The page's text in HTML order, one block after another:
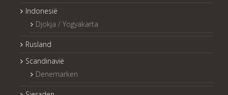
Indonesië
Djokja / Yogyakarta
Rusland
Scandinavië
Denemarken